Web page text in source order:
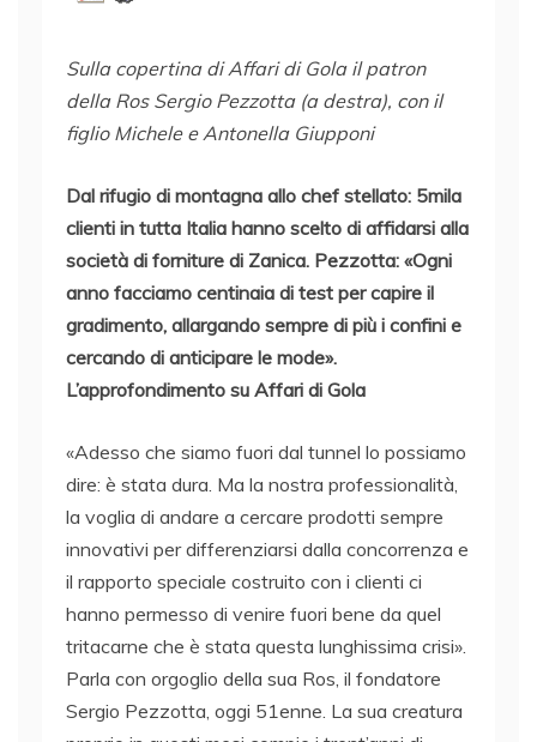
Sulla copertina di Affari di Gola il patron
della Ros Sergio Pezzotta (a destra), con il
figlio Michele e Antonella Giupponi
Dal rifugio di montagna allo chef stellato: 5mila
clienti in tutta Italia hanno scelto di affidarsi alla
società di forniture di Zanica. Pezzotta: «Ogni
anno facciamo centinaia di test per capire il
gradimento, allargando sempre di più i confini e
cercando di anticipare le mode».
L’approfondimento su Affari di Gola
«Adesso che siamo fuori dal tunnel lo possiamo
dire: è stata dura. Ma la nostra professionalità,
la voglia di andare a cercare prodotti sempre
innovativi per differenziarsi dalla concorrenza e
il rapporto speciale costruito con i clienti ci
hanno permesso di venire fuori bene da quel
tritacarne che è stata questa lunghissima crisi».
Parla con orgoglio della sua Ros, il fondatore
Sergio Pezzotta, oggi 51enne. La sua creatura